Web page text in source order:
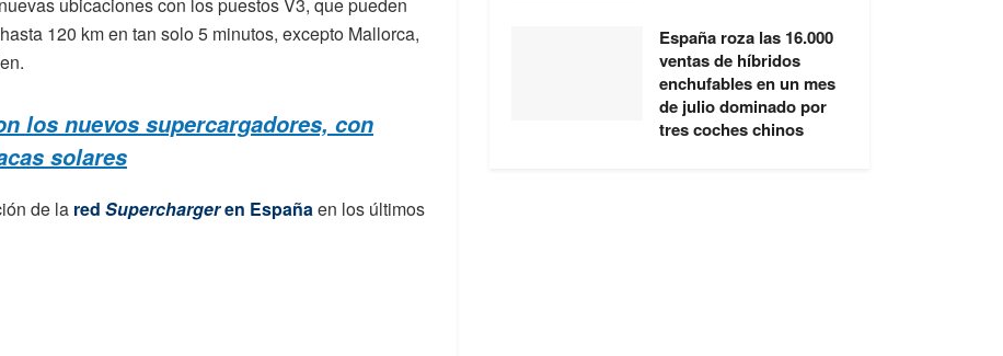
120 km en tan solo 5 minutos, excepto Mallorca,
los nuevos supercargadores, con
solares
de la red Superchargeren España en los últimos
España roza las 16.000
ventas de híbridos
enchufables en un mes
de julio dominado por
tres coches chinos